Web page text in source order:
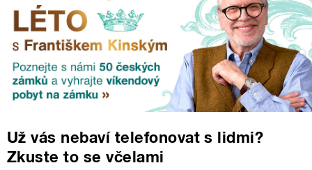
Už vás nebaví telefonovat s lidmi?
Zkuste to se včelami